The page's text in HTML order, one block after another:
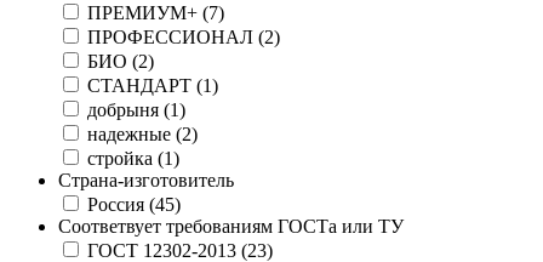
ПРЕМИУМ+ (7)
ПРОФЕССИОНАЛ (2)
БИО (2)
СТАНДАРТ (1)
добрыня (1)
надежные (2)
стройка (1)
Страна-изготовитель
Россия (45)
Соответвует требованиям ГОСТа или ТУ
ГОСТ 12302-2013 (23)